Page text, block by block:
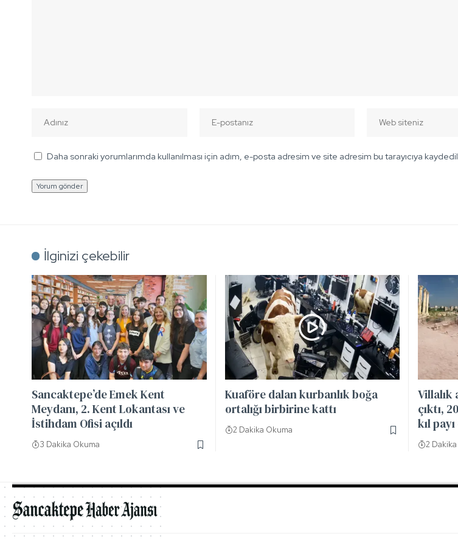
Daha sonraki yorumlarımda kullanılması için adım, e-posta adresim ve site adresim bu tarayıcıya
İlginizi çekebilir
Sancaktepe’de Emek Kent
Meydanı, 2. Kent Lokantası ve
İstihdam Ofisi açıldı
3 Dakika Okuma
Kuaföre dalan kurbanlık boğa
ortalığı birbirine kattı
2 Dakika Okuma
Villalık
çıktı,
kıl
2